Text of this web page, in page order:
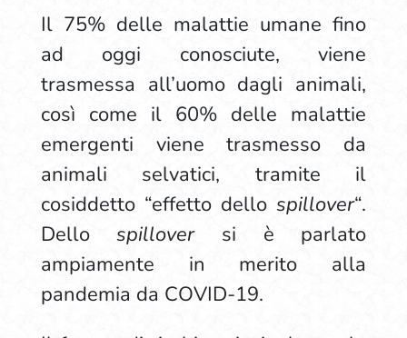
Il 75% delle malattie umane fino
ad oggi conosciute, viene
trasmessa all’uomo dagli animali,
così come il 60% delle malattie
emergenti viene trasmesso da
animali selvatici, tramite il
cosiddetto “effetto dellospillover“.
Dellospilloversi è parlato
ampiamente in merito alla
pandemia da COVID-19.